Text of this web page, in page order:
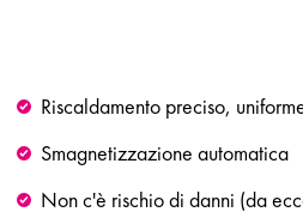
Riscaldamento preciso,
Smagnetizzazione automatica
Non c'è rischio di danni (da